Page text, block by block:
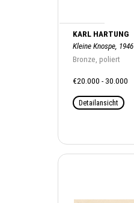
KARL HARTUNG
Kleine Knospe, 1946
Bronze, poliert
€20.000 - 30.000
Detailansicht